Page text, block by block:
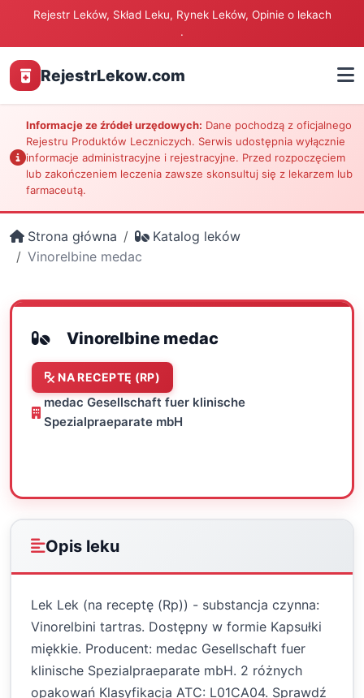
Rejestr Leków, Skład Leku, Rynek Leków, Opinie o lekach
.
RejestrLekow.com
Informacje ze źródeł urzędowych: Dane pochodzą z oficjalnego
Rejestru Produktów Leczniczych. Serwis udostępnia wyłącznie
informacje administracyjne i rejestracyjne. Przed rozpoczęciem
lub zakończeniem leczenia zawsze skonsultuj się z lekarzem lub
farmaceutą.
Strona główna
Katalog leków
Vinorelbine medac
Vinorelbine medac
NA RECEPTĘ (RP)
medac Gesellschaft fuer klinische
Spezialpraeparate mbH
Opis leku
Lek Lek (na receptę (Rp)) - substancja czynna:
Vinorelbini tartras. Dostępny w formie Kapsułki
miękkie. Producent: medac Gesellschaft fuer
klinische Spezialpraeparate mbH. 2 różnych
opakowań Klasyfikacja ATC: L01CA04. Sprawdź